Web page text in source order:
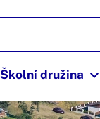
Školní družina